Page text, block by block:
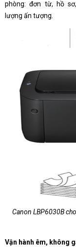
phòng: đơn từ, hồ
lượng ấn tượng.
Canon LBP6030B
Vận hành êm, không